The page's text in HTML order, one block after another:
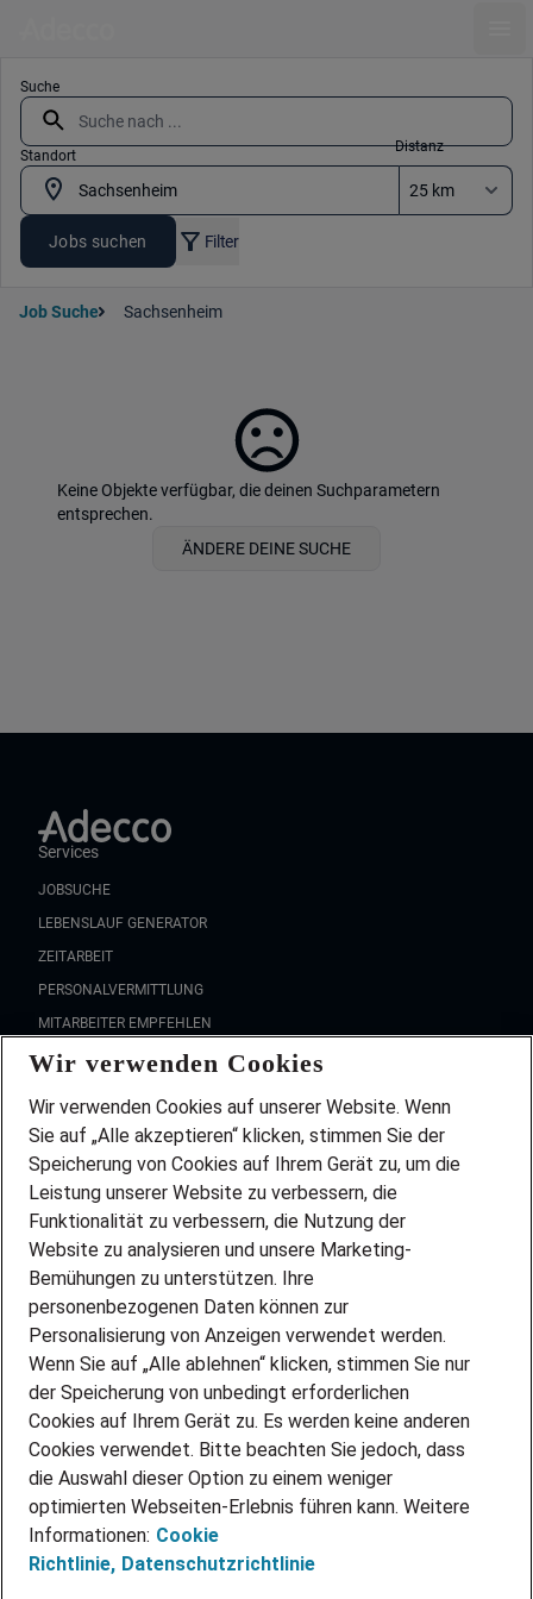
Suche
Standort
Distanz
Jobs suchen Filter
Job Suche Sachsenheim
Keine Objekte verfügbar, die deinen Suchparametern
entsprechen.
ÄNDERE DEINE SUCHE
Services
JOBSUCHE
LEBENSLAUF GENERATOR
ZEITARBEIT
PERSONALVERMITTLUNG
MITARBEITER EMPFEHLEN
FAQ
Wir stellen ein!
DEINE BERUFSGRUPPE
DEINE LEBENSSITUATION
PARTNERSHIP WITH AIRBUS
INITIATIV BEWERBEN
ÜBER UNS
STANDORTE
BLOG
PRESSE
KONTAKT
@Adecco 2026
IMPRESSUM
DATENSCHUTZ
Wir verwenden Cookies
Wir verwenden Cookies auf unserer Website. Wenn
Sie auf „Alle akzeptieren“ klicken, stimmen Sie der
Speicherung von Cookies auf Ihrem Gerät zu, um die
Leistung unserer Website zu verbessern, die
Funktionalität zu verbessern, die Nutzung der
Website zu analysieren und unsere Marketing-
Bemühungen zu unterstützen. Ihre
personenbezogenen Daten können zur
Personalisierung von Anzeigen verwendet werden.
Wenn Sie auf „Alle ablehnen“ klicken, stimmen Sie nur
der Speicherung von unbedingt erforderlichen
Cookies auf Ihrem Gerät zu. Es werden keine anderen
Cookies verwendet. Bitte beachten Sie jedoch, dass
die Auswahl dieser Option zu einem weniger
optimierten Webseiten-Erlebnis führen kann. Weitere
Informationen: Cookie
Richtlinie, Datenschutzrichtlinie